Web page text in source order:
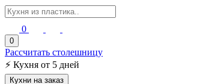
0
0
Рассчитать столешницу
⚡ Кухня от 5 дней
Кухни на заказ